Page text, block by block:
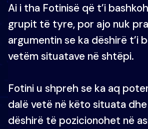
Ai i tha Fotinisë që t’i
grupit të tyre, por ajo nuk
argumentin se ka dëshirë t’i
vetëm situatave në shtëpi.
Fotini u shpreh se ka aq
dalë vetë në këto situata
dëshirë të pozicionohet në